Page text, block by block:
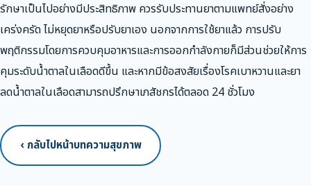
รักษาเป็นไปอย่างมีประสิทธิภาพ ควรรับประทานยาตามแพทย์สั่งอย่าง
เคร่งครัด ไม่หยุดยาหรือปรับยาเอง นอกจากการใช้ยาแล้ว การปรับ
พฤติกรรมโดยการควบคุมอาหารและการออกกำลังกายก็มีส่วนช่วยให้การ
คุมระดับน้ำตาลในเลือดดีขึ้น และหากมีข้อสงสัยเรื่องโรคเบาหวานและยา
ลดน้ำตาลในเลือดสามารถปรึกษาเภสัชกรได้ตลอด 24 ชั่วโมง
‹ กลับไปหน้าบทความสุขภาพ